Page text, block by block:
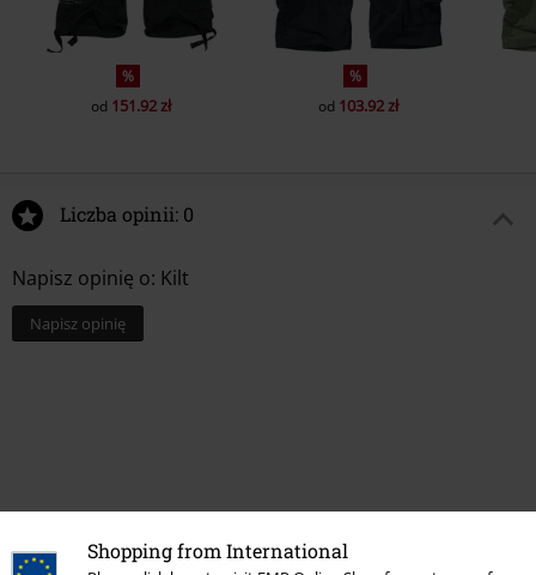
Shopping from International
%
od 151.92 zł
%
od 103.92 zł
Liczba opinii: 0
Napisz opinię o: Kilt
Napisz opinię